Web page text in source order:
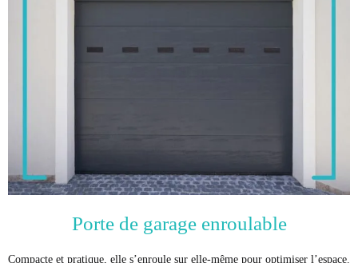
Porte de garage enroulable
Compacte et pratique, elle s’enroule sur elle-même pour optimiser l’espace.